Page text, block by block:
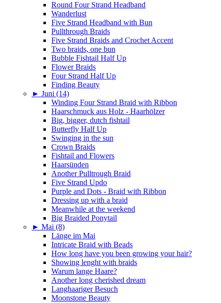
Round Four Strand Headband
Wanderlust
Five Strand Headband with Bun
Pullthrough Braids
Five Strand Braids and Crochet Accent
Two braids, one bun
Bubble Fishtail Half Up
Flower Braids
Four Strand Half Up
Finding Beauty
► Juni (14)
Winding Four Strand Braid with Ribbon
Haarschmuck aus Holz - Haarhölzer
Big, bigger, dutch fishtail
Butterfly Half Up
Swinging in the sun
Crown Braids
Fishtail and Flowers
Haarsünden
Another Pulltrough Braid
Five Strand Updo
Purple and Dots - Braid with Ribbon
Dressing up with a braid
Meanwhile at the weekend
Big Braided Ponytail
► Mai (8)
Länge im Mai
Intricate Braid with Beads
How long have you been growing your hair?
Showing lenght with braids
Warum lange Haare?
Another long cherished dream
Langhaariger Besuch
Moonstone Beauty